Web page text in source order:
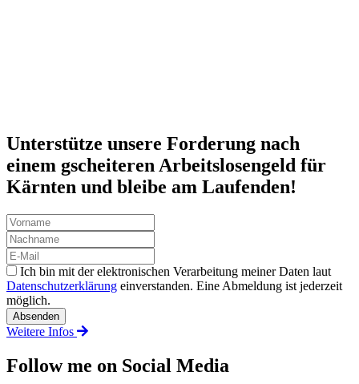
Unterstütze unsere Forderung nach
einem gscheiteren Arbeitslosengeld für
Kärnten und bleibe am Laufenden!
Ich bin mit der elektronischen Verarbeitung meiner Daten laut
Datenschutzerklärung einverstanden. Eine Abmeldung ist jederzeit
möglich.
Weitere Infos
Follow me on Social Media